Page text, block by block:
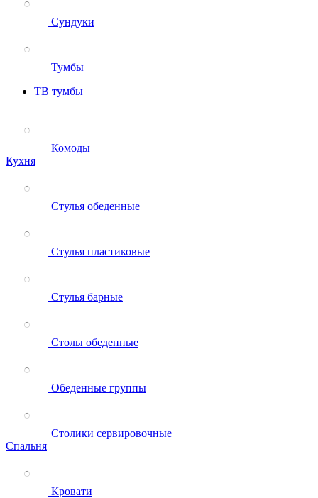
Сундуки
Тумбы
ТВ тумбы
Комоды
Кухня
Стулья обеденные
Стулья пластиковые
Стулья барные
Столы обеденные
Обеденные группы
Столики сервировочные
Спальня
Кровати